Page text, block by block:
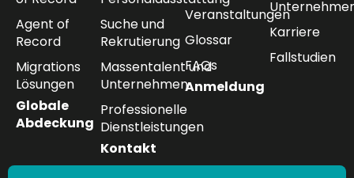
Agent of
Record
Migrations
Lösungen
Globale
Abdeckung
Suche und
Rekrutierung
Massentalent und
Unternehmen
Professionelle
Dienstleistungen
Kontakt
Veranstaltungen
Glossar
FAQs
Anmeldung
Karriere
Fallstudien